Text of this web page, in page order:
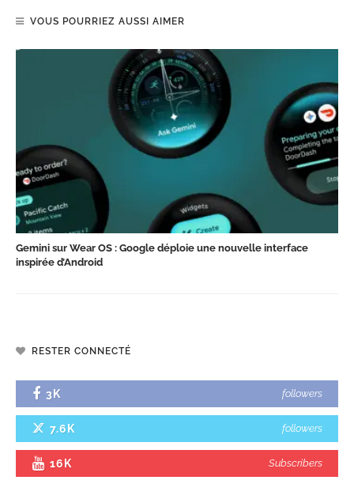
VOUS POURRIEZ AUSSI AIMER
Gemini sur Wear OS : Google déploie une nouvelle interface
inspirée d’Android
RESTER CONNECTÉ
3K followers
7.6K followers
16K Subscribers